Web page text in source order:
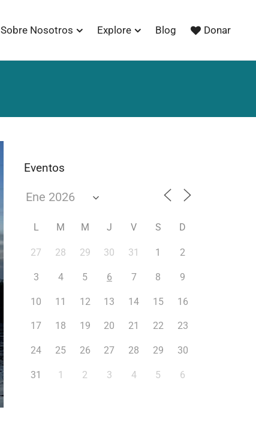
Sobre Nosotros Explore Blog Donar
Eventos
L M M J V S D
27 28 29 30 31 1 2
3 4 5 6 7 8 9
10 11 12 13 14 15 16
17 18 19 20 21 22 23
24 25 26 27 28 29 30
31 1 2 3 4 5 6